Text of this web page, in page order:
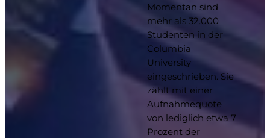
Momentan sind
mehr als 32.000
Studenten in der
Columbia
University
eingeschrieben. Sie
zählt mit einer
Aufnahmequote
von lediglich etwa 7
Prozent der